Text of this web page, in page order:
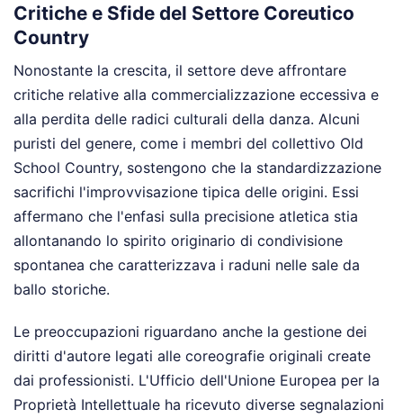
Critiche e Sfide del Settore Coreutico
Country
Nonostante la crescita, il settore deve affrontare
critiche relative alla commercializzazione eccessiva e
alla perdita delle radici culturali della danza. Alcuni
puristi del genere, come i membri del collettivo Old
School Country, sostengono che la standardizzazione
sacrifichi l'improvvisazione tipica delle origini. Essi
affermano che l'enfasi sulla precisione atletica stia
allontanando lo spirito originario di condivisione
spontanea che caratterizzava i raduni nelle sale da
ballo storiche.
Le preoccupazioni riguardano anche la gestione dei
diritti d'autore legati alle coreografie originali create
dai professionisti. L'Ufficio dell'Unione Europea per la
Proprietà Intellettuale ha ricevuto diverse segnalazioni